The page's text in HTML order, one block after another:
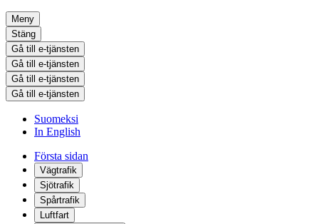
Meny
Stäng
Gå till e-tjänsten
Gå till e-tjänsten
Gå till e-tjänsten
Gå till e-tjänsten
Suomeksi
In English
Första sidan
Vägtrafik
Sjötrafik
Spårtrafik
Luftfart